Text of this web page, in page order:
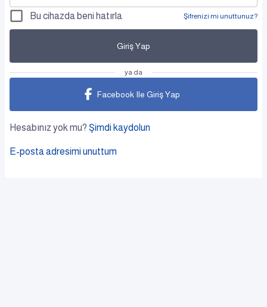
Bu cihazda beni hatırla Şifrenizi mi unuttunuz?
Giriş Yap
ya da
Facebook Ile Giriş Yap
Hesabınız yok mu? Şimdi kaydolun
E-posta adresimi unuttum